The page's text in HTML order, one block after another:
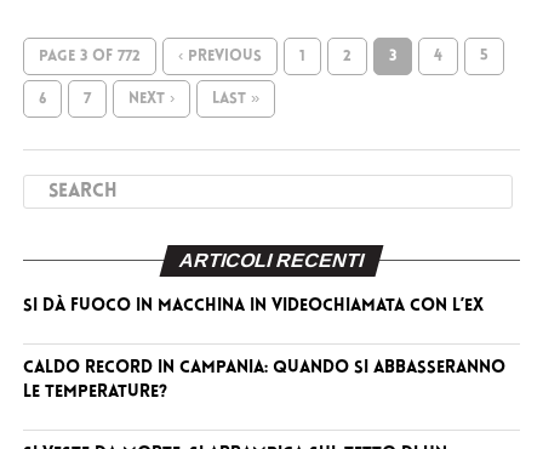
PAGE 3 OF 772 ‹ PREVIOUS 1 2 3 4 5
6 7 NEXT › LAST »
ARTICOLI RECENTI
Si dà fuoco in macchina in videochiamata con l’ex
Caldo record in Campania: quando si abbasseranno
le temperature?